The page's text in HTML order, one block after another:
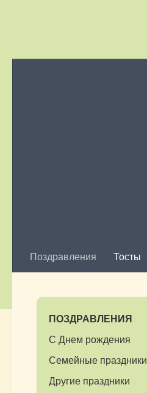
Поздравления Тосты
ПОЗДРАВЛЕНИЯ
С Днем рождения
Семейные праздники
Другие праздники